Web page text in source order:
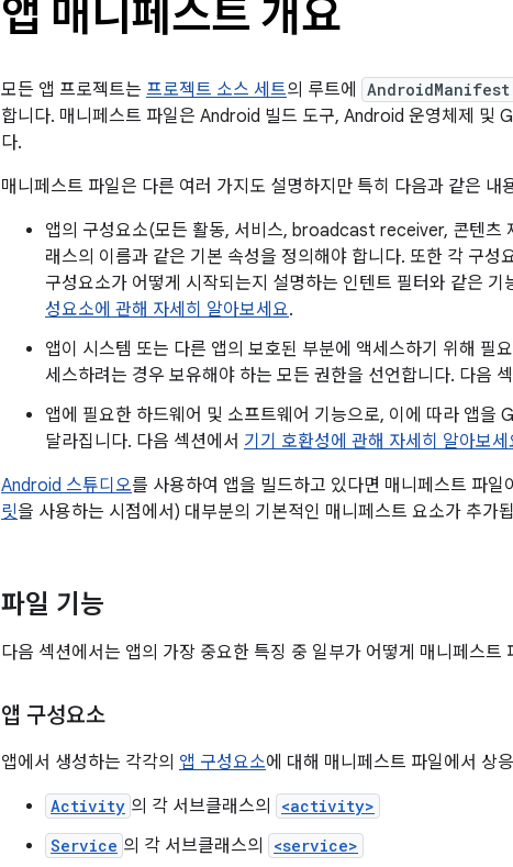
앱 매니페스트 개요
모든 앱 프로젝트는 프로젝트 소스 세트의 루트에
합니다. 매니페스트 파일은 Android 빌드 도구, Android 운영체제 및
다.
매니페스트 파일은 다른 여러 가지도 설명하지만 특히 다음과 같은 내
앱의 구성요소(모든 활동, 서비스, broadcast receiver, 콘텐츠
래스의 이름과 같은 기본 속성을 정의해야 합니다. 또한 각 구성
구성요소가 어떻게 시작되는지 설명하는 인텐트 필터와 같은
성요소에 관해 자세히 알아보세요.
앱이 시스템 또는 다른 앱의 보호된 부분에 액세스하기 위해 필
세스하려는 경우 보유해야 하는 모든 권한을 선언합니다. 다음
앱에 필요한 하드웨어 및 소프트웨어 기능으로, 이에 따라 앱을
달라집니다. 다음 섹션에서 기기 호환성에 관해 자세히 알아보세
Android 스튜디오를 사용하여 앱을 빌드하고 있다면 매니페스트 파
릿을 사용하는 시점에서) 대부분의 기본적인 매니페스트 요소가 추가
파일 기능
다음 섹션에서는 앱의 가장 중요한 특징 중 일부가 어떻게 매니페스트
앱 구성요소
앱에서 생성하는 각각의 앱 구성요소에 대해 매니페스트 파일에서 상
Activity 의 각 서브클래스의
<activity>
Service 의 각 서브클래스의
<service>